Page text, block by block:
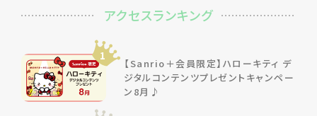
アクセスランキング
1
【Sanrio＋会員限定】ハローキティ デ
ジタルコンテンツプレゼントキャンペー
ン8月♪